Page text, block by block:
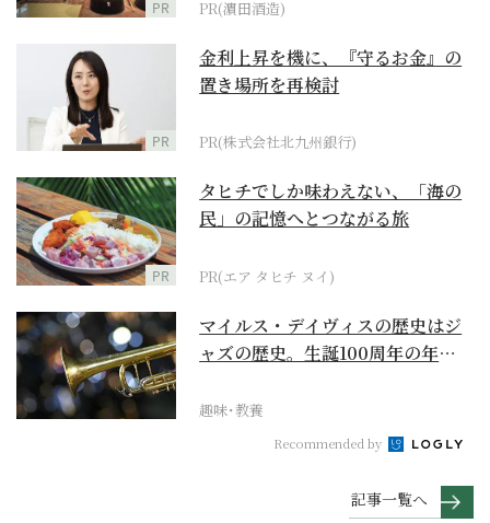
PR PR(濵田酒造)
PR
金利上昇を機に、『守るお金』の
置き場所を再検討
PR(株式会社北九州銀行)
PR
タヒチでしか味わえない、「海の
民」の記憶へとつながる旅
PR(エア タヒチ ヌイ)
マイルス・デイヴィスの歴史はジ
ャズの歴史。生誕100周年の年に
趣味･教養
Recommended by
記事一覧へ